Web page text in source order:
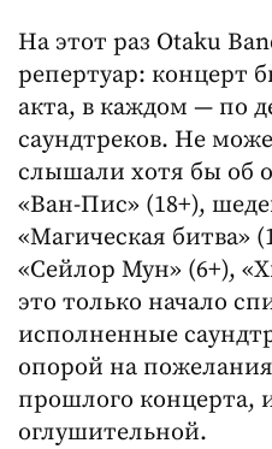
На этот раз Otaku
репертуар: концерт
акта, в каждом — по
саундтреков. Не
слышали хотя бы об
«Ван-Пис» (18+),
«Магическая битва»
«Сейлор Мун» (6+),
это только начало
исполненные
опорой на
прошлого концерта,
оглушительной.